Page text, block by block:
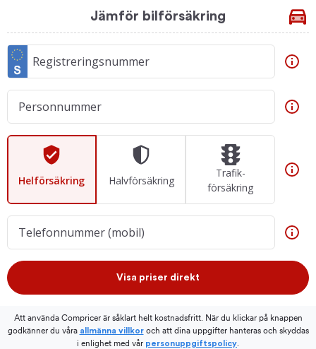
Jämför bilförsäkring
Registreringsnummer
Personnummer
Hel­försäkring Halv­försäkring
Trafik­
försäkring
Telefonnummer (mobil)
Visa priser direkt
Att använda Compricer är såklart helt kostnadsfritt. När du klickar på knappen
godkänner du våra allmänna villkoroch att dina uppgifter hanteras och skyddas
i enlighet med vår personuppgiftspolicy.